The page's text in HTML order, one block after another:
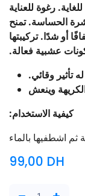
رغوة للعناية
الحساسة. تمنح
أو شدًا. تركيبتها
عشبية فعالة.
تأثير وقائي.
وينعش
كيفية الاستخدام:
اشطفيها بالماء
99,00 DH